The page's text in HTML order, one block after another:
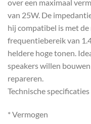
over een maximaal
van 25W. De
hij compatibel is met
frequentiebereik van
heldere hoge tonen.
speakers willen
repareren.
Technische specificaties
* Vermogen